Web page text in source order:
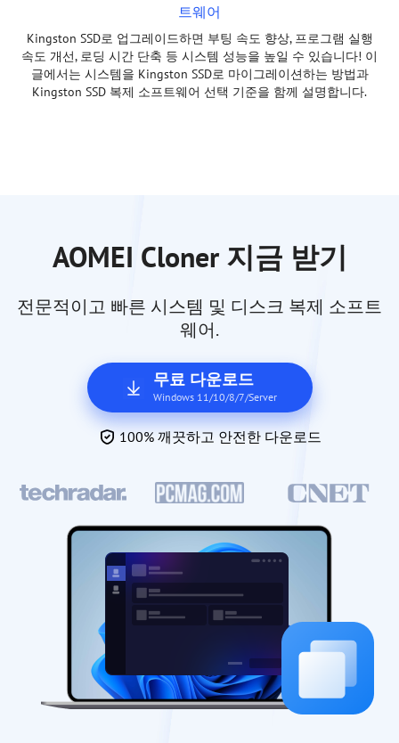
트웨어
Kingston SSD로 업그레이드하면 부팅 속도 향상, 프로그램 실행
속도 개선, 로딩 시간 단축 등 시스템 성능을 높일 수 있습니다! 이
글에서는 시스템을 Kingston SSD로 마이그레이션하는 방법과
Kingston SSD 복제 소프트웨어 선택 기준을 함께 설명합니다.
AOMEI Cloner 지금 받기
전문적이고 빠른 시스템 및 디스크 복제 소프트
웨어.
무료 다운로드
Windows 11/10/8/7/Server
100% 깨끗하고 안전한 다운로드